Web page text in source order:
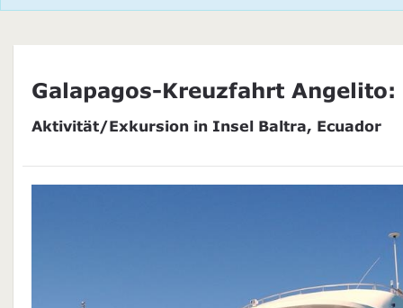
Galapagos-Kreuzfahrt
Aktivität/Exkursion in Insel Baltra, Ecuador